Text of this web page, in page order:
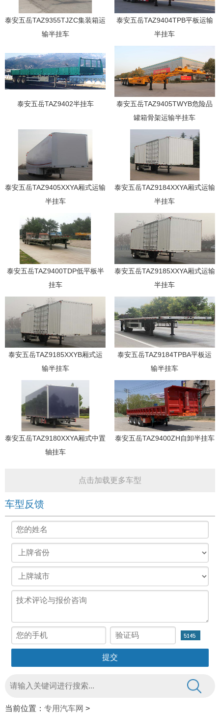
泰安五岳TAZ9355TJZC集装箱运
输半挂车
泰安五岳TAZ9404TPB平板运输
半挂车
泰安五岳TAZ9402半挂车
泰安五岳TAZ9405TWYB危险品
罐箱骨架运输半挂车
泰安五岳TAZ9405XXYA厢式运输
半挂车
泰安五岳TAZ9184XXYA厢式运输
半挂车
泰安五岳TAZ9400TDP低平板半
挂车
泰安五岳TAZ9185XXYA厢式运输
半挂车
泰安五岳TAZ9185XXYB厢式运
输半挂车
泰安五岳TAZ9184TPBA平板运
输半挂车
泰安五岳TAZ9180XXYA厢式中置
轴挂车
泰安五岳TAZ9400ZH自卸半挂车
点击加载更多车型
车型反馈
当前位置： 专用汽车网 >